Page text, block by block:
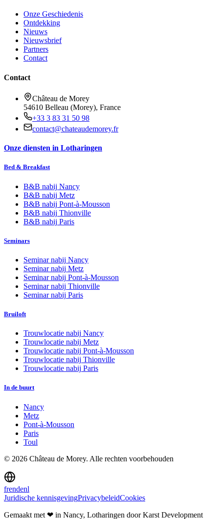
Onze Geschiedenis
Ontdekking
Nieuws
Nieuwsbrief
Partners
Contact
Contact
Château de Morey
54610 Belleau (Morey), France
+33 3 83 31 50 98
contact@chateaudemorey.fr
Onze diensten in Lotharingen
Bed & Breakfast
B&B nabij Nancy
B&B nabij Metz
B&B nabij Pont-à-Mousson
B&B nabij Thionville
B&B nabij Paris
Seminars
Seminar nabij Nancy
Seminar nabij Metz
Seminar nabij Pont-à-Mousson
Seminar nabij Thionville
Seminar nabij Paris
Bruiloft
Trouwlocatie nabij Nancy
Trouwlocatie nabij Metz
Trouwlocatie nabij Pont-à-Mousson
Trouwlocatie nabij Thionville
Trouwlocatie nabij Paris
In de buurt
Nancy
Metz
Pont-à-Mousson
Paris
Toul
© 2026 Château de Morey. Alle rechten voorbehouden
frendenl
Juridische kennisgevingPrivacybeleidCookies
Gemaakt met ❤ in Nancy, Lotharingen door Karst Development